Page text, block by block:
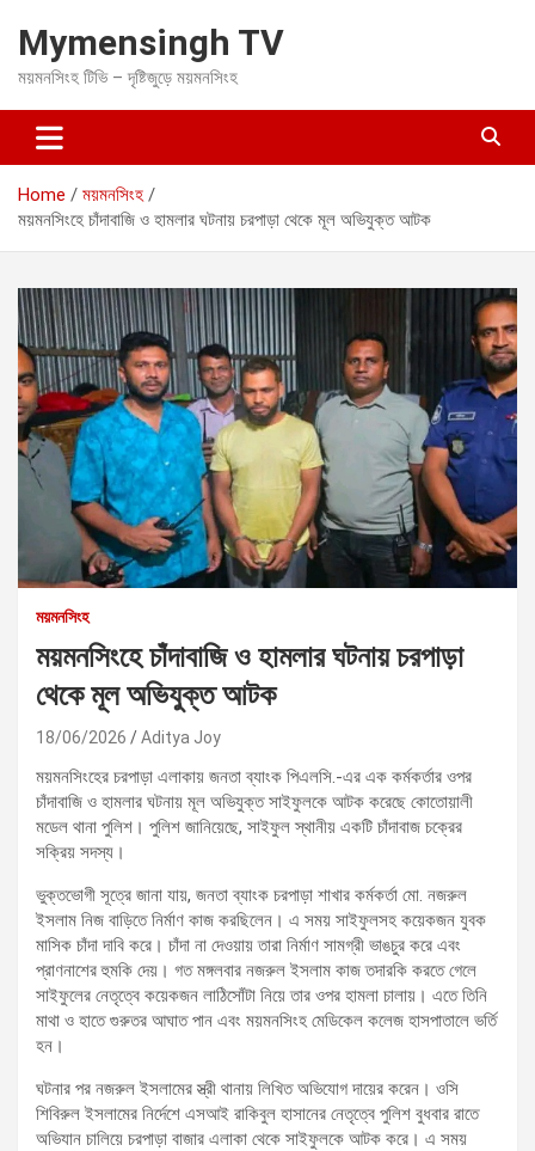
t
c
Mymensingh TV
ময়মনসিংহ টিভি – দৃষ্টিজুড়ে ময়মনসিংহ
Home
ময়মনসিংহ
ময়মনসিংহে চাঁদাবাজি ও হামলার ঘটনায় চরপাড়া থেকে মূল অভিযুক্ত আটক
ময়মনসিংহ
ময়মনসিংহে চাঁদাবাজি ও হামলার ঘটনায় চরপাড়া
থেকে মূল অভিযুক্ত আটক
18/06/2026 Aditya Joy
ময়মনসিংহের চরপাড়া এলাকায় জনতা ব্যাংক পিএলসি.-এর এক কর্মকর্তার ওপর
চাঁদাবাজি ও হামলার ঘটনায় মূল অভিযুক্ত সাইফুলকে আটক করেছে কোতোয়ালী
মডেল থানা পুলিশ। পুলিশ জানিয়েছে, সাইফুল স্থানীয় একটি চাঁদাবাজ চক্রের
সক্রিয় সদস্য।
ভুক্তভোগী সূত্রে জানা যায়, জনতা ব্যাংক চরপাড়া শাখার কর্মকর্তা মো. নজরুল
ইসলাম নিজ বাড়িতে নির্মাণ কাজ করছিলেন। এ সময় সাইফুলসহ কয়েকজন যুবক
মাসিক চাঁদা দাবি করে। চাঁদা না দেওয়ায় তারা নির্মাণ সামগ্রী ভাঙচুর করে এবং
প্রাণনাশের হুমকি দেয়। গত মঙ্গলবার নজরুল ইসলাম কাজ তদারকি করতে গেলে
সাইফুলের নেতৃত্বে কয়েকজন লাঠিসোঁটা নিয়ে তার ওপর হামলা চালায়। এতে তিনি
মাথা ও হাতে গুরুতর আঘাত পান এবং ময়মনসিংহ মেডিকেল কলেজ হাসপাতালে ভর্তি
হন।
ঘটনার পর নজরুল ইসলামের স্ত্রী থানায় লিখিত অভিযোগ দায়ের করেন। ওসি
শিবিরুল ইসলামের নির্দেশে এসআই রাকিবুল হাসানের নেতৃত্বে পুলিশ বুধবার রাতে
অভিযান চালিয়ে চরপাড়া বাজার এলাকা থেকে সাইফুলকে আটক করে। এ সময়